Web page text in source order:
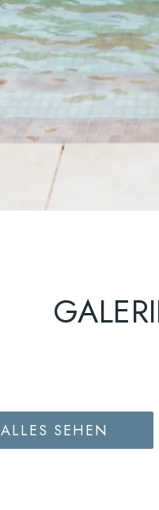
ALLES SEHEN